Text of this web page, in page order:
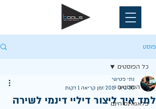
פוסט
כל הפוסטים
פלאגאינס חינם
כל הפוסטים
למד איך ליצור דיליי דינמי לשירה
נתי פטישי
30 ביוני 2019
זמן קריאה 1 דקות